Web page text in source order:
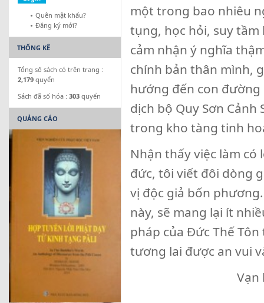
một trong bao nhiêu
tụng, học hỏi, suy tầm
cảm nhận ý nghĩa
chính bản thân mình,
hướng đến con đường
dịch bộ Quy Sơn
trong kho tàng tinh
Nhận thấy việc làm
đức, tôi viết đôi dòng
vị độc giả bốn
này, sẽ mang lại ít
pháp của Đức Thế
tương lai được an vui
Vạn
Quên mật khẩu?
Đăng ký mới?
THỐNG KÊ
Tổng số sách có trên trang :
2,179 quyển
Sách đã số hóa : 303 quyển
QUẢNG CÁO